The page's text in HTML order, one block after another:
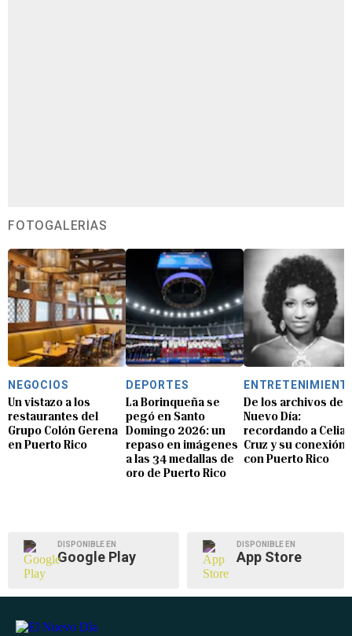
FOTOGALERÍAS
NEGOCIOS
Un vistazo a los
restaurantes del
Grupo Colón Gerena
en Puerto Rico
DEPORTES
La Borinqueña se
pegó en Santo
Domingo 2026: un
repaso en imágenes
a las 34 medallas de
oro de Puerto Rico
De los archivos de
Nuevo Día:
recordando a Celia
Cruz y su conexión
con Puerto Rico
DISPONIBLE EN
Google Play
DISPONIBLE EN
App Store